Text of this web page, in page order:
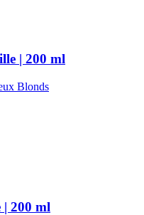
| 200 ml
Blonds
200 ml